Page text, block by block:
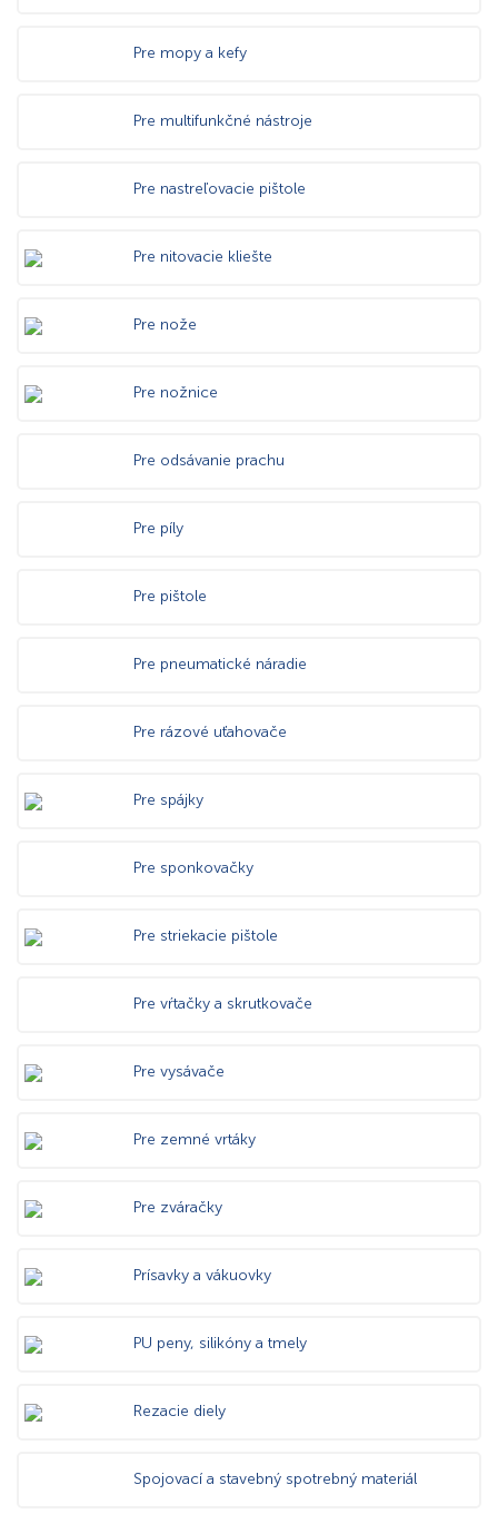
Pre mopy a kefy
Pre multifunkčné nástroje
Pre nastreľovacie pištole
Pre nitovacie kliešte
Pre nože
Pre nožnice
Pre odsávanie prachu
Pre píly
Pre pištole
Pre pneumatické náradie
Pre rázové uťahovače
Pre spájky
Pre sponkovačky
Pre striekacie pištole
Pre vŕtačky a skrutkovače
Pre vysávače
Pre zemné vrtáky
Pre zváračky
Prísavky a vákuovky
PU peny, silikóny a tmely
Rezacie diely
Spojovací a stavebný spotrebný materiál